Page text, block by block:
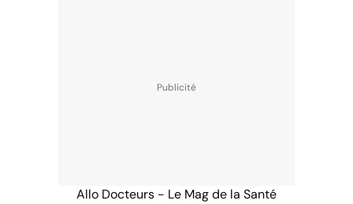
Allo Docteurs - Le Mag de la Santé